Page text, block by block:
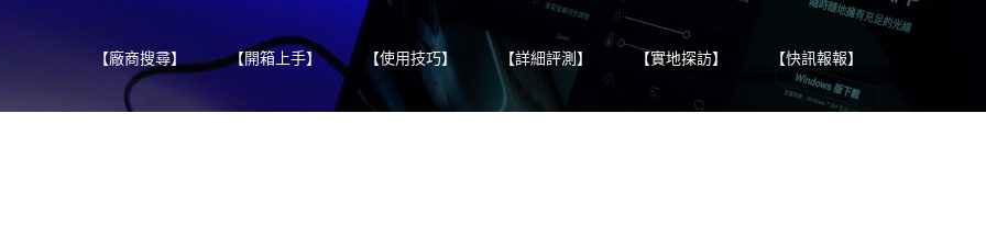
【廠商搜尋】 【開箱上手】 【使用技巧】 【詳細評測】 【實地探訪】 【快訊報報】